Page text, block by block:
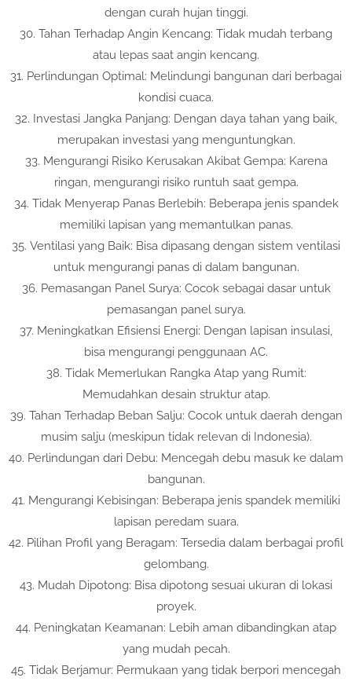
dengan curah hujan tinggi.
30. Tahan Terhadap Angin Kencang: Tidak mudah terbang
atau lepas saat angin kencang.
31. Perlindungan Optimal: Melindungi bangunan dari berbagai
kondisi cuaca.
32. Investasi Jangka Panjang: Dengan daya tahan yang baik,
merupakan investasi yang menguntungkan.
33. Mengurangi Risiko Kerusakan Akibat Gempa: Karena
ringan, mengurangi risiko runtuh saat gempa.
34. Tidak Menyerap Panas Berlebih: Beberapa jenis spandek
memiliki lapisan yang memantulkan panas.
35. Ventilasi yang Baik: Bisa dipasang dengan sistem ventilasi
untuk mengurangi panas di dalam bangunan.
36. Pemasangan Panel Surya: Cocok sebagai dasar untuk
pemasangan panel surya.
37. Meningkatkan Efisiensi Energi: Dengan lapisan insulasi,
bisa mengurangi penggunaan AC.
38. Tidak Memerlukan Rangka Atap yang Rumit:
Memudahkan desain struktur atap.
39. Tahan Terhadap Beban Salju: Cocok untuk daerah dengan
musim salju (meskipun tidak relevan di Indonesia).
40. Perlindungan dari Debu: Mencegah debu masuk ke dalam
bangunan.
41. Mengurangi Kebisingan: Beberapa jenis spandek memiliki
lapisan peredam suara.
42. Pilihan Profil yang Beragam: Tersedia dalam berbagai profil
gelombang.
43. Mudah Dipotong: Bisa dipotong sesuai ukuran di lokasi
proyek.
44. Peningkatan Keamanan: Lebih aman dibandingkan atap
yang mudah pecah.
45. Tidak Berjamur: Permukaan yang tidak berpori mencegah